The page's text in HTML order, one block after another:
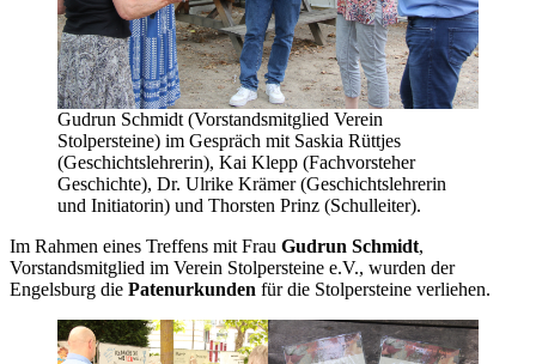
Gudrun Schmidt (Vorstandsmitglied Verein
Stolpersteine) im Gespräch mit Saskia Rüttjes
(Geschichtslehrerin), Kai Klepp (Fachvorsteher
Geschichte), Dr. Ulrike Krämer (Geschichtslehrerin
und Initiatorin) und Thorsten Prinz (Schulleiter).
Im Rahmen eines Treffens mit Frau Gudrun Schmidt,
Vorstandsmitglied im Verein Stolpersteine e.V., wurden der
Engelsburg die Patenurkunden für die Stolpersteine verliehen.